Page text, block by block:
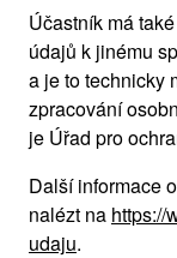
Účastník má
údajů k jinému
a je to technicky
zpracování
je Úřad pro
Další informace
nalézt na https://
udaju.